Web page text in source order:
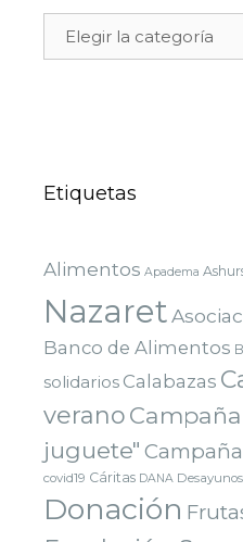
Etiquetas
Alimentos Apadema
Nazaret
Banco de Alimentos
solidarios Calabazas
verano
juguete"
covid19 Cáritas DANA
Donación